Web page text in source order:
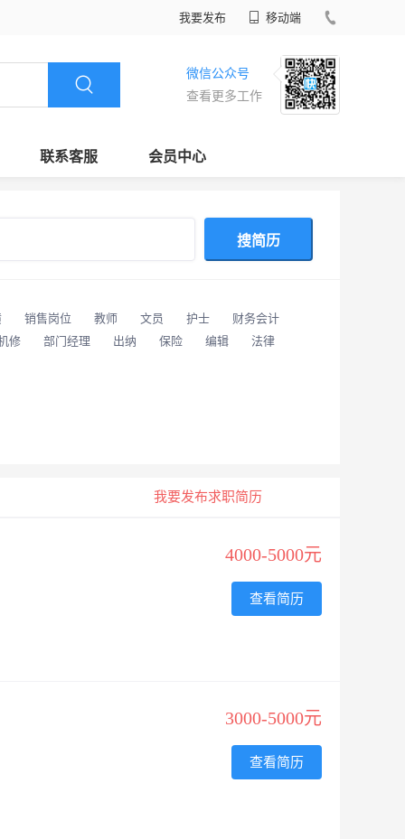
我要发布 移动端
微信公众号
查看更多工作
联系客服 会员中心
搜简历
销售岗位 教师 文员 护士
财务会计
修
部门经理 出纳 保险 编辑 法律
我要发布求职简历
4000-5000元
查看简历
3000-5000元
查看简历